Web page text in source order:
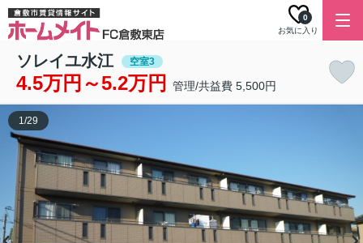
お気に入り
0
ソレイユ水江 空室3
4.5万円～5.2万円 管理/共益費 5,500円
1/29